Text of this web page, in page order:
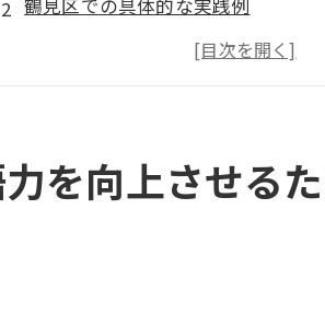
鶴見区での具体的な実践例
小学生に適した学習プランの立て方
家庭でできる公文式学習のサポート
継続的な学習による思考力と集中力
語の読解力を強化するために鶴見区
を向上させる